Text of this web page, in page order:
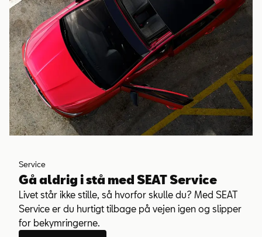
Service
Gå aldrig i stå med SEAT Service
Livet står ikke stille, så hvorfor skulle du? Med SEAT
Service er du hurtigt tilbage på vejen igen og slipper
for bekymringerne.